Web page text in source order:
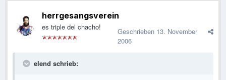
herrgesangsverein
es triple del chacho! Geschrieben 13. November
2006
elend schrieb: